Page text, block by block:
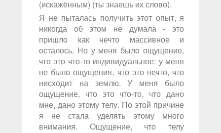
(искажённым) (ты знаешь их слово).
Я не пыталась получить этот опыт, я
никогда об этом не думала - это
пришло как нечто массивное и
осталось. Но у меня было ощущение,
что это что-то индивидуальное: у меня
не было ощущения, что это нечто, что
нисходит на землю. У меня было
ощущение, что это что-то, что дано
мне, дано этому телу. По этой причине
я не стала уделять этому много
внимания. Ощущение, что телу